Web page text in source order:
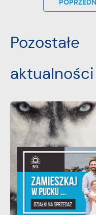
POPRZEDNI
Pozostałe
aktualności